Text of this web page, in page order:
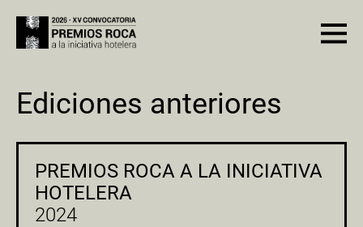
Ediciones anteriores
PREMIOS ROCA A LA INICIATIVA
HOTELERA
2024